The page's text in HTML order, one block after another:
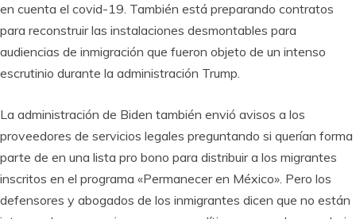
en cuenta el covid-19. También está preparando contratos
para reconstruir las instalaciones desmontables para
audiencias de inmigración que fueron objeto de un intenso
escrutinio durante la administración Trump.
La administración de Biden también envió avisos a los
proveedores de servicios legales preguntando si querían forma
parte de en una lista pro bono para distribuir a los migrantes
inscritos en el programa «Permanecer en México». Pero los
defensores y abogados de los inmigrantes dicen que no están